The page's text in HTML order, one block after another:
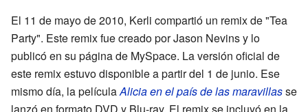
El 11 de mayo de 2010, Kerli compartió un remix de "Tea
Party". Este remix fue creado por Jason Nevins y lo
publicó en su página de MySpace. La versión oficial de
este remix estuvo disponible a partir del 1 de junio. Ese
mismo día, la películaAlicia en el país de las maravillasse
lanzó en formato DVD y Blu-ray. El remix se incluyó en la